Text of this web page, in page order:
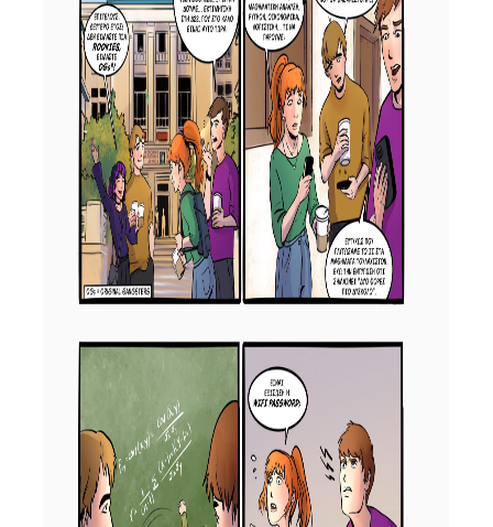
ΕΡΓΑΣΤΗΡΙΑ
ΕΡΓΑΣΤΗΡΙΟ ΕΦΑΡΜΟΣΜΕΝΗΣ ΣΤΑΤΙΣΤΙΚΗΣ,
ΠΙΘΑΝΟΤΗΤΩΝ ΚΑΙ ΑΝΑΛΥΣΗΣ ΔΕΔΟΜΕΝΩΝ
ΕΡΓΑΣΤΗΡΙΟ ΣΤΑΤΙΣΤΙΚΗΣ ΜΕΘΟΔΟΛΟΓΙΑΣ
ΕΡΓΑΣΤΗΡΙΟ ΥΠΟΛΟΓΙΣΤΙΚΗΣ ΚΑΙ
ΜΠΕΫΖΙΑΝΗΣ ΣΤΑΤΙΣΤΙΚΗΣ
ΕΡΓΑΣΤΗΡΙΟ ΣΤΟΧΑΣΤΙΚΗΣ
ΜΟΝΤΕΛΟΠΟΙΗΣΗΣ ΚΑΙ ΕΦΑΡΜΟΓΩΝ
ΥΠΗΡΕΣΙΑ ΣΥΜΒΟΥΛΟΥ ΨΥΧΙΚΗΣ ΥΓΕΙΑΣ
CALENDARS
EVENT CALENDAR
CALENDAR ΕΡΓΑΣΤΗΡΙΟΥ ΑΝΤΩΝΙΑΔΟΥ
SOCIAL MEDIA